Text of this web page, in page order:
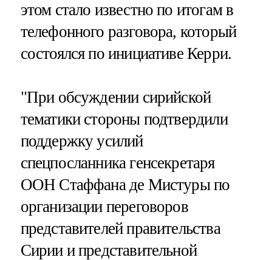
этом стало известно по итогам в
телефонного разговора, который
состоялся по инициативе Керри.
"При обсуждении сирийской
тематики стороны подтвердили
поддержку усилий
спецпосланника генсекретаря
ООН Стаффана де Мистуры по
организации переговоров
представителей правительства
Сирии и представительной